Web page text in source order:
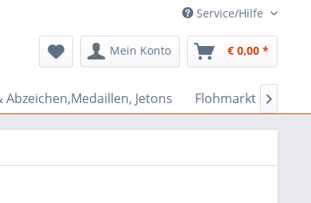
Service/Hilfe
Mein Konto € 0,00 *
Abzeichen,Medaillen, Jetons Flohmarkt Bazar
